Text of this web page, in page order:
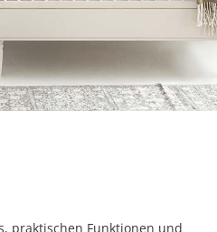
praktischen Funktionen und